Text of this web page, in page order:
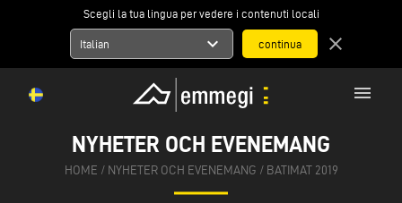
Scegli la tua lingua per vedere i contenuti locali
Italian expand_more close
menu
NYHETER OCH EVENEMANG
HOME / NYHETER OCH EVENEMANG / BATIMAT 2019